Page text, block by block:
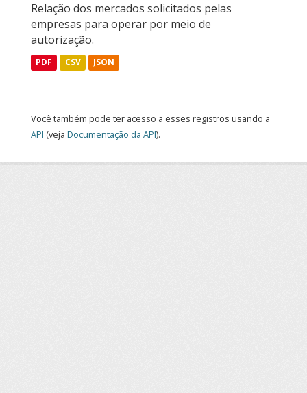
Relação dos mercados solicitados pelas
empresas para operar por meio de
autorização.
PDF CSV JSON
Você também pode ter acesso a esses registros usando a
API (veja Documentação da API).